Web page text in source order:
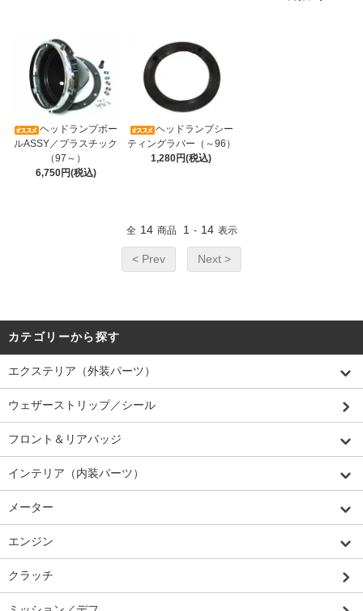
ヘッドランプボー
ルASSY／プラスチック
（97～）
6,750円(税込)
ヘッドランプシー
ティングラバー（～96）
1,280円(税込)
全 14 商品 1 - 14 表示
< Prev Next >
カテゴリーから探す
エクステリア（外装パーツ）
ウェザーストリップ／シール
フロント＆リアバッジ
インテリア（内装パーツ）
メーター
エンジン
クラッチ